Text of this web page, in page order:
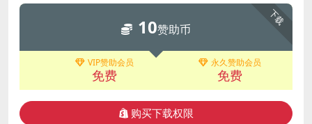
下载
10赞助币
VIP赞助会员
免费
永久赞助会员
免费
购买下载权限